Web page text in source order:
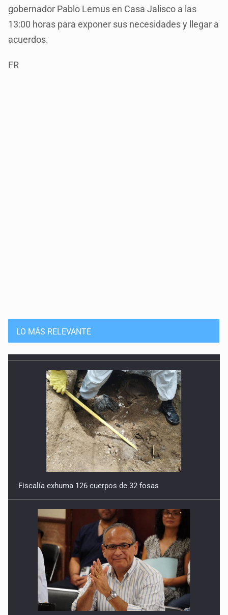
gobernador Pablo Lemus en Casa Jalisco a las
13:00 horas para exponer sus necesidades y llegar a
acuerdos.
FR
LO MÁS RELEVANTE